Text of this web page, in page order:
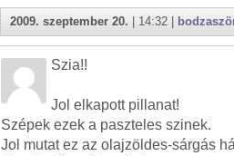
2009. szeptember 20. | 14:32 |
Szia!!
Jol elkapott pillanat!
Szépek ezek a paszteles szinek.
Jol mutat ez az olajzöldes-sárgás